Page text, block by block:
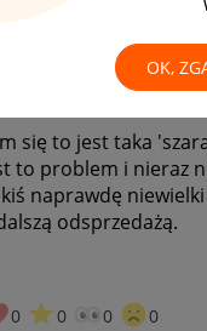
OK,
się to jest taka
to problem i nieraz
naprawdę
odsprzedażą.
0 0 0 0